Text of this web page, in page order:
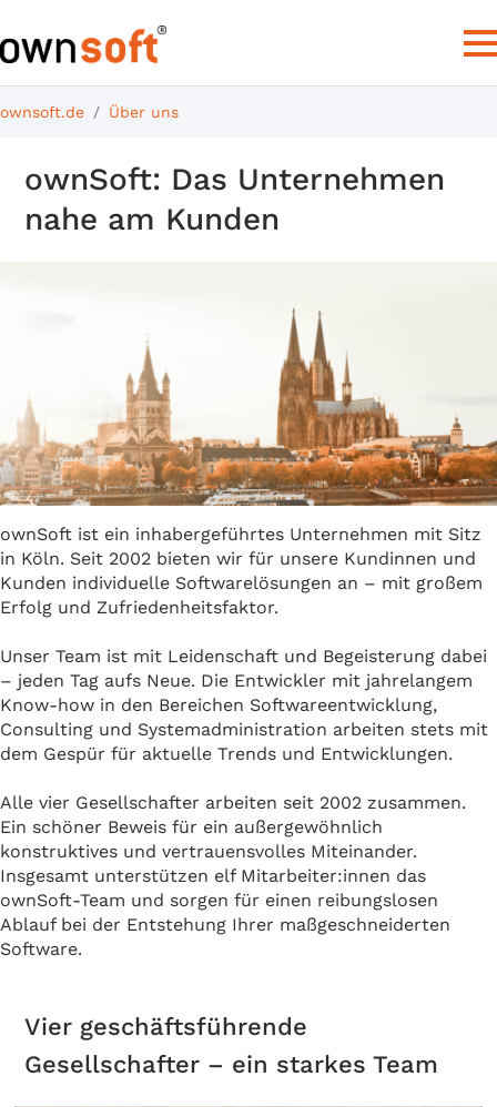
ownsoft.de Über uns
ownSoft: Das Unternehmen
nahe am Kunden
ownSoft ist ein inhabergeführtes Unternehmen mit Sitz
in Köln. Seit 2002 bieten wir für unsere Kundinnen und
Kunden individuelle Softwarelösungen an – mit großem
Erfolg und Zufriedenheitsfaktor.
Unser Team ist mit Leidenschaft und Begeisterung dabei
– jeden Tag aufs Neue. Die Entwickler mit jahrelangem
Know-how in den Bereichen Softwareentwicklung,
Consulting und Systemadministration arbeiten stets mit
dem Gespür für aktuelle Trends und Entwicklungen.
Alle vier Gesellschafter arbeiten seit 2002 zusammen.
Ein schöner Beweis für ein außergewöhnlich
konstruktives und vertrauensvolles Miteinander.
Insgesamt unterstützen elf Mitarbeiter:innen das
ownSoft-Team und sorgen für einen reibungslosen
Ablauf bei der Entstehung Ihrer maßgeschneiderten
Software.
Vier geschäftsführende
Gesellschafter – ein starkes Team